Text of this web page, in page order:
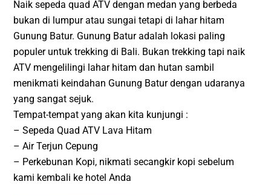
Naik sepeda quad ATV dengan medan yang berbeda
bukan di lumpur atau sungai tetapi di lahar hitam
Gunung Batur. Gunung Batur adalah lokasi paling
populer untuk trekking di Bali. Bukan trekking tapi naik
ATV mengelilingi lahar hitam dan hutan sambil
menikmati keindahan Gunung Batur dengan udaranya
yang sangat sejuk.
Tempat-tempat yang akan kita kunjungi :
– Sepeda Quad ATV Lava Hitam
– Air Terjun Cepung
– Perkebunan Kopi, nikmati secangkir kopi sebelum
kami kembali ke hotel Anda